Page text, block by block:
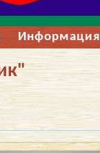
Информация